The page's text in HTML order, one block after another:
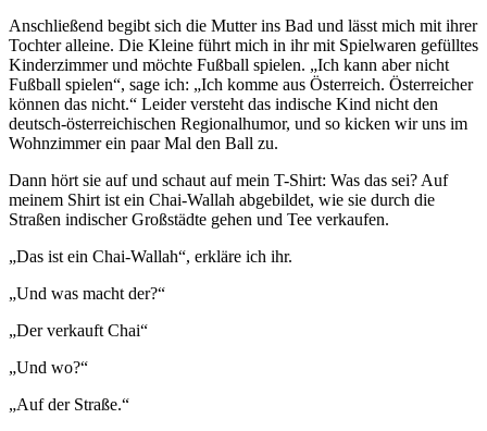
Anschließend begibt sich die Mutter ins Bad und lässt mich mit ihrer
Tochter alleine. Die Kleine führt mich in ihr mit Spielwaren gefülltes
Kinderzimmer und möchte Fußball spielen. „Ich kann aber nicht
Fußball spielen“, sage ich: „Ich komme aus Österreich. Österreicher
können das nicht.“ Leider versteht das indische Kind nicht den
deutsch-österreichischen Regionalhumor, und so kicken wir uns im
Wohnzimmer ein paar Mal den Ball zu.
Dann hört sie auf und schaut auf mein T-Shirt: Was das sei? Auf
meinem Shirt ist ein Chai-Wallah abgebildet, wie sie durch die
Straßen indischer Großstädte gehen und Tee verkaufen.
„Das ist ein Chai-Wallah“, erkläre ich ihr.
„Und was macht der?“
„Der verkauft Chai“
„Und wo?“
„Auf der Straße.“